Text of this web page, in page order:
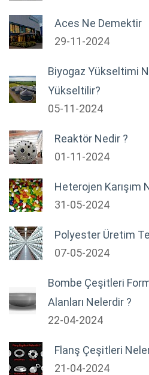
Aces Ne Demektir
29-11-2024
Biyogaz Yükseltimi
Yükseltilir?
05-11-2024
Reaktör Nedir ?
01-11-2024
Heterojen Karışım
31-05-2024
Polyester Üretim
07-05-2024
Bombe Çeşitleri
Alanları Nelerdir ?
22-04-2024
Flanş Çeşitleri
21-04-2024